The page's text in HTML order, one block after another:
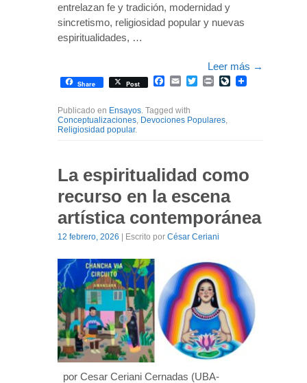
entrelazan fe y tradición, modernidad y
sincretismo, religiosidad popular y nuevas
espiritualidades, …
Leer más →
Share Post Facebook
EmailTwitterPrintLiveJournal
Publicado en Ensayos . Tagged with
Conceptualizaciones Devociones Populares
Religiosidad popular.
La espiritualidad como
recurso en la escena
artística contemporánea
12 febrero, 2026 | Escrito por César Ceriani
por Cesar Ceriani Cernadas (UBA-